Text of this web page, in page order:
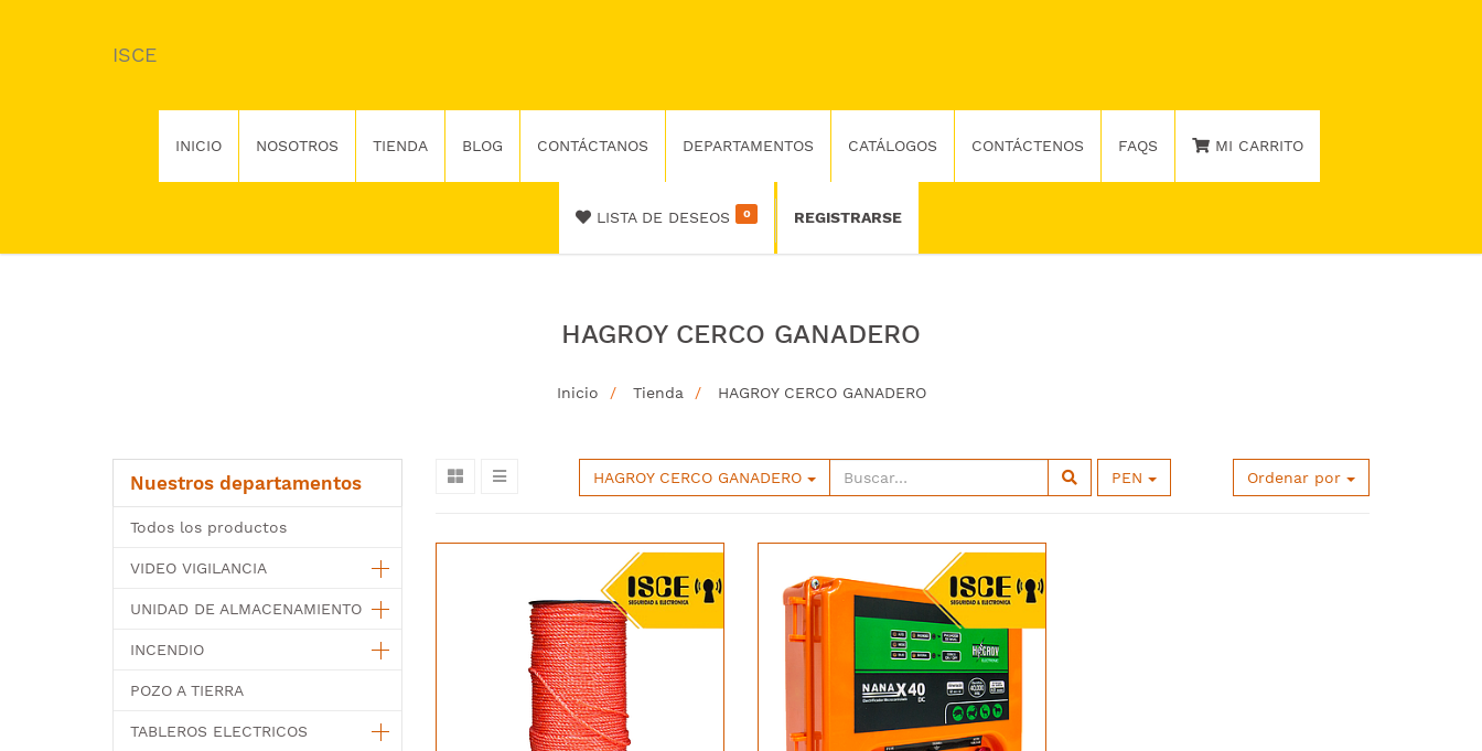
ISCE
INICIO NOSOTROS TIENDA BLOG CONTÁCTANOS DEPARTAMENTOS CATÁLOGOS CONTÁCTENOS FAQS MI CARRITO
LISTA DE DESEOS 0 REGISTRARSE
HAGROY CERCO GANADERO
Inicio Tienda HAGROY CERCO GANADERO
Nuestros departamentos
Todos los productos
VIDEO VIGILANCIA
UNIDAD DE ALMACENAMIENTO
INCENDIO
POZO A TIERRA
TABLEROS ELECTRICOS
HAGROY CERCO GANADERO PEN Ordenar por